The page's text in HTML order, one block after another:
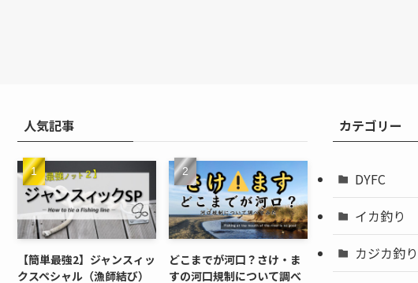
人気記事
【簡単最強2】ジャンスィッ
クスペシャル（漁師結び）
どこまでが河口？さけ・ま
すの河口規制について調べ
カテゴリー
DYFC
イカ釣り
カジカ釣り